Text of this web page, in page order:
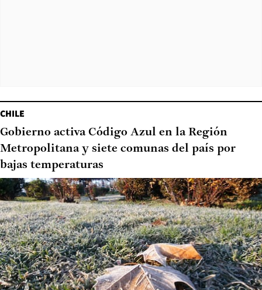
CHILE
Gobierno activa Código Azul en la Región
Metropolitana y siete comunas del país por
bajas temperaturas